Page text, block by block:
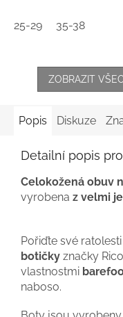
25-29 35-38
ZOBRAZIT
Popis Diskuze
Detailní popis
Celokožená obuv
vyrobena z velmi
Pořiďte své
botičky značky
vlastnostmi
naboso.